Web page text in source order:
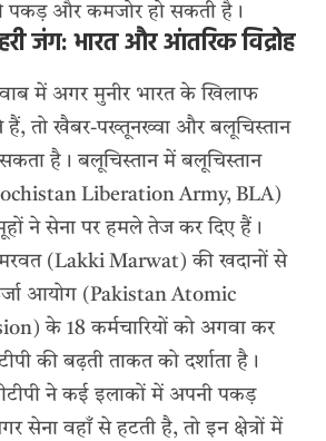
पकड़ और कमजोर हो सकती है।
जंग: भारत और आंतरिक विद्रोह
में अगर मुनीर भारत के खिलाफ
हैं, तो खैबर-पख्तूनख्वा और बलूचिस्तान
है। बलूचिस्तान में बलूचिस्तान
Liberation Army, BLA)
ने सेना पर हमले तेज कर दिए हैं।
(Lakki Marwat) की खदानों से
आयोग (Pakistan Atomic
के 18 कर्मचारियों को अगवा कर
की बढ़ती ताकत को दर्शाता है।
ने कई इलाकों में अपनी पकड़
सेना वहाँ से हटती है, तो इन क्षेत्रों में